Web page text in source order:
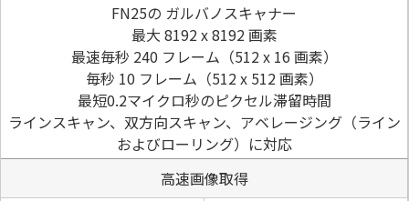
FN25の ガルバノスキャナー
最大 8192 x 8192 画素
最速毎秒 240 フレーム（512 x 16 画素）
毎秒 10 フレーム（512 x 512 画素）
最短0.2マイクロ秒のピクセル滞留時間
ラインスキャン、双方向スキャン、アベレージング（ライン
およびローリング）に対応
高速画像取得